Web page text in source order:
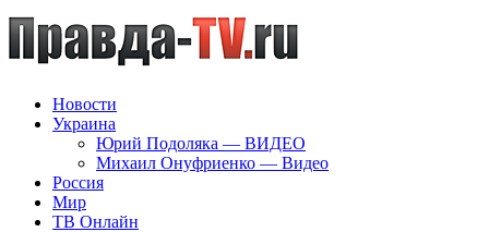
Новости
Украина
Юрий Подоляка — ВИДЕО
Михаил Онуфриенко — Видео
Россия
Мир
ТВ Онлайн